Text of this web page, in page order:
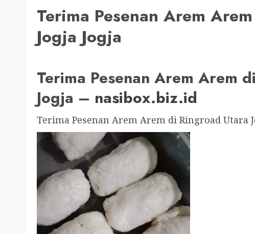
Terima Pesenan Arem
Jogja Jogja
Terima Pesenan Arem Arem
Jogja – nasibox.biz.id
Terima Pesenan Arem Arem di Ringroad Utara